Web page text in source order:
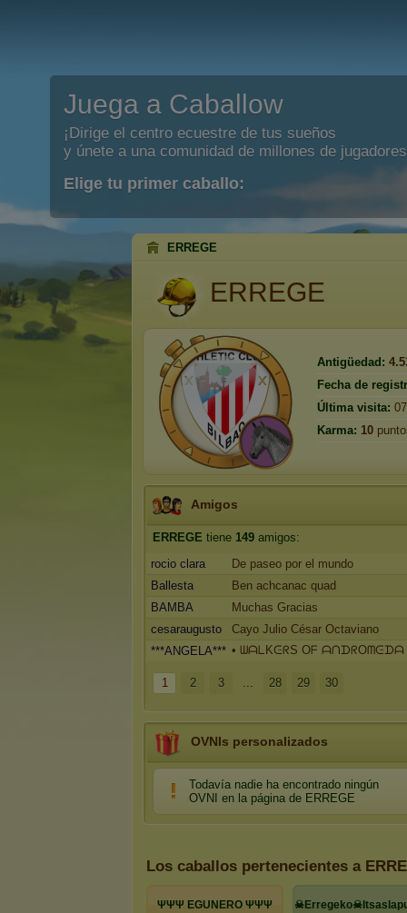
Juega a Caballow
¡Dirige el centro ecuestre de tus sueños
y únete a una comunidad de millones de
Elige tu primer caballo:
ERREGE
ERREGE
Antigüedad:
Fecha de
Última visita:
Karma: 10
Amigos
ERREGE tiene 149 amigos:
rocio clara
De paseo por el mundo
Ballesta
Ben achcanac quad
BAMBA
Muchas Gracias
cesaraugusto
Cayo Julio César Octaviano
***ANGELA*** • ᗯᗩᒪKᕮᖇS Oᖴ ᗩᑎᗪᖇOᗰᕮᗪᗩ
1 2 3 ... 28 29 30
OVNIs personalizados
Todavía nadie ha encontrado ningún
OVNI en la página de ERREGE
Los caballos pertenecientes a
ΨΨΨ EGUNERO ΨΨΨ